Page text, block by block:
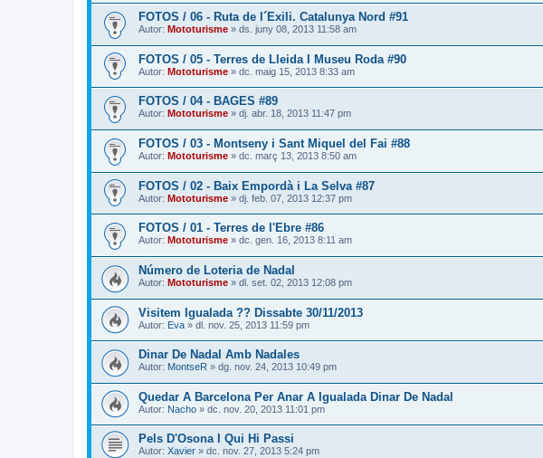
FOTOS / 06 - Ruta de l´Exili. Catalunya Nord #91
Autor: Mototurisme » ds. juny 08, 2013 11:58 am
FOTOS / 05 - Terres de Lleida I Museu Roda #90
Autor: Mototurisme » dc. maig 15, 2013 8:33 am
FOTOS / 04 - BAGES #89
Autor: Mototurisme » dj. abr. 18, 2013 11:47 pm
FOTOS / 03 - Montseny i Sant Miquel del Fai #88
Autor: Mototurisme » dc. març 13, 2013 8:50 am
FOTOS / 02 - Baix Empordà i La Selva #87
Autor: Mototurisme » dj. feb. 07, 2013 12:37 pm
FOTOS / 01 - Terres de l'Ebre #86
Autor: Mototurisme » dc. gen. 16, 2013 8:11 am
Número de Loteria de Nadal
Autor: Mototurisme » dl. set. 02, 2013 12:08 pm
Visitem Igualada ?? Dissabte 30/11/2013
Autor: Eva » dl. nov. 25, 2013 11:59 pm
Dinar De Nadal Amb Nadales
Autor: MontseR » dg. nov. 24, 2013 10:49 pm
Quedar A Barcelona Per Anar A Igualada Dinar De Nadal
Autor: Nacho » dc. nov. 20, 2013 11:01 pm
Pels D'Osona I Qui Hi Passi
Autor: Xavier » dc. nov. 27, 2013 5:24 pm